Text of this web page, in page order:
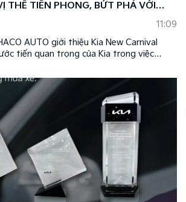
THẾ TIÊN PHONG, BỨT PHÁ VỚI
HYBRID
11:09
AUTO giới thiệu Kia New Carnival
tiến quan trọng của Kia trong việc
tiến, thân thiện môi trường, đồng thời
đầu của thương hiệu Kia tại Việt Nam.